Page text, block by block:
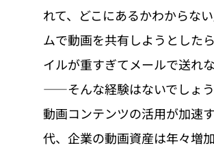
れて、どこにあるかわからな
ムで動画を共有しようとした
イルが重すぎてメールで送れな
——そんな経験はないでしょう
動画コンテンツの活用が加速
代、企業の動画資産は年々増